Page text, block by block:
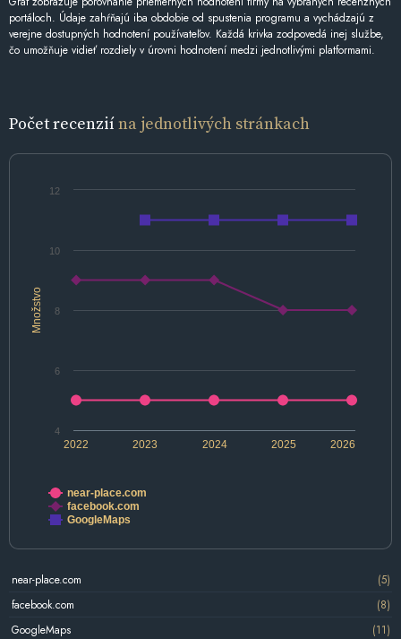
portáloch. Údaje zahŕňajú iba obdobie od spustenia programu a vychádzajú z
verejne dostupných hodnotení používateľov. Každá krivka zodpovedá inej službe,
čo umožňuje vidieť rozdiely v úrovni hodnotení medzi jednotlivými platformami.
Počet recenziína jednotlivých stránkach
Množstvo
2022 2024 2026
2023 2025
4
6
8
10
12
near-place.com
facebook.com
GoogleMaps
near-place.com
(5)
facebook.com
(8)
GoogleMaps
(11)